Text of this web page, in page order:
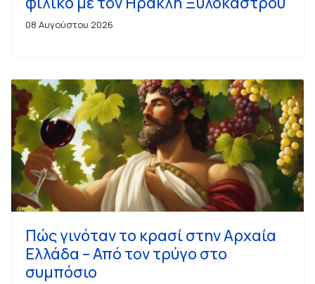
08 Αυγούστου 2026
Πώς γινόταν το κρασί στην Αρχαία
Ελλάδα – Από τον τρύγο στο
συμπόσιο